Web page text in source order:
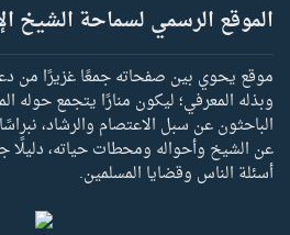
الموقع الرسمي لسماحة الشيخ
موقع يحوي بين صفحاته جمعًا غزيرًا من
وبذله المعرفي؛ ليكون منارًا يتجمع حوله
الباحثون عن سبل الاعتصام والرشاد،
عن الشيخ وأحواله ومحطات حياته، دليلًا
أسئلة الناس وقضايا المسلمين.